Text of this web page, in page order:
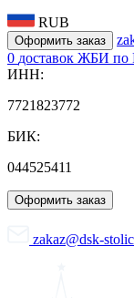
RUB
Оформить заказ
0 доставок ЖБИ по
ИНН:
7721823772
БИК:
044525411
Оформить заказ
zakaz@dsk-